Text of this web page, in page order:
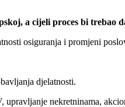
a cijeli proces bi trebao
osiguranja i promjeni
djelatnosti.
nekretninama,